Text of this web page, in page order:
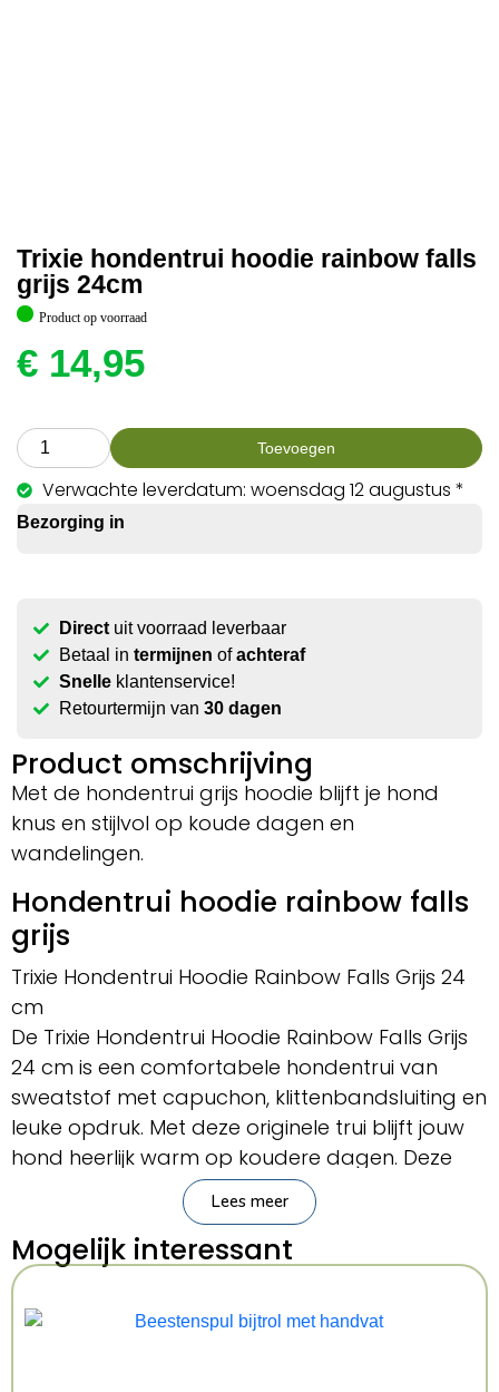
Trixie hondentrui hoodie rainbow falls
grijs 24cm
Product op voorraad
€ 14,95
Toevoegen
Verwachte leverdatum: woensdag 12 augustus *
Bezorging in
Directuit voorraad leverbaar
Betaal in termijnen ofachteraf
Snelleklantenservice!
Retourtermijn van 30 dagen
Product omschrijving
Met de hondentrui grijs hoodie blijft je hond
knus en stijlvol op koude dagen en
wandelingen.
Hondentrui hoodie rainbow falls
grijs
Trixie Hondentrui Hoodie Rainbow Falls Grijs 24
cm
De Trixie Hondentrui Hoodie Rainbow Falls Grijs
24 cm is een comfortabele hondentrui van
sweatstof met capuchon, klittenbandsluiting en
leuke opdruk. Met deze originele trui blijft jouw
hond heerlijk warm op koudere dagen. Deze
hoodie is, zoals de naam al zegt, uitgerust met
een capuchon, die je met een drukknoop
vastmaakt aan de trui. De hoodie is gemaakt
van comfortabele sweatstof (polyester) met
en warme, opgeruwde binnenkant. Door de
klittenbandsluiting is de trui eenvoudig aan en
Lees meer
Mogelijk interessant